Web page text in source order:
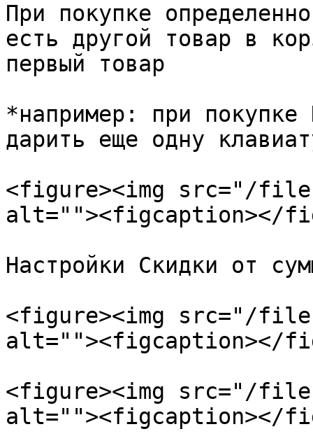
При покупке
есть другой товар в
первый товар
*например: при покупке
дарить еще одну
<figure><img src="/files/
alt=""><figcaption></
Настройки Скидки от
<figure><img src="/files/
alt=""><figcaption></
<figure><img src="/files/